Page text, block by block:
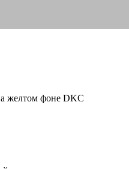
желтом фоне DKC